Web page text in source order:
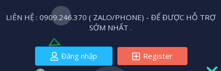
LIÊN HỆ : 0909.246.370 ( ZALO/PHONE) - ĐỂ ĐƯỢC HỖ TRỢ
SỚM NHẤT .
Đăng nhập Register